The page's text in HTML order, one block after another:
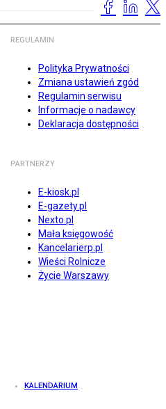
REGULAMIN
Polityka Prywatności
Zmiana ustawień zgód
Regulamin serwisu
Informacje o nadawcy
Deklaracja dostępności
PARTNERZY
E-kiosk.pl
E-gazety.pl
Nexto.pl
Mała księgowość
Kancelarierp.pl
Wieści Rolnicze
Życie Warszawy
KALENDARIUM